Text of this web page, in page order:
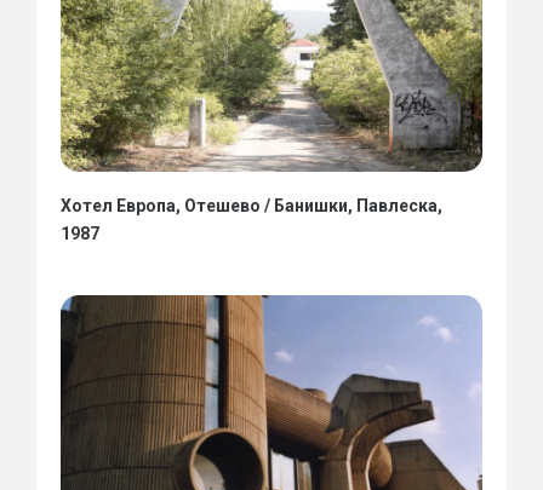
Хотел Европа, Отешево / Банишки, Павлеска,
1987